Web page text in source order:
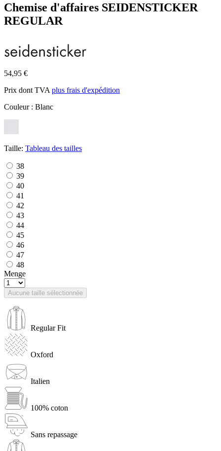
Chemise d'affaires SEIDENSTICKER
REGULAR
54,95 €
Prix dont TVA plus frais d'expédition
Couleur : Blanc
Taille: Tableau des tailles
38
39
40
41
42
43
44
45
46
47
48
Menge
Aucune taille sélectionnée
Regular Fit
Oxford
Italien
100% coton
Sans repassage